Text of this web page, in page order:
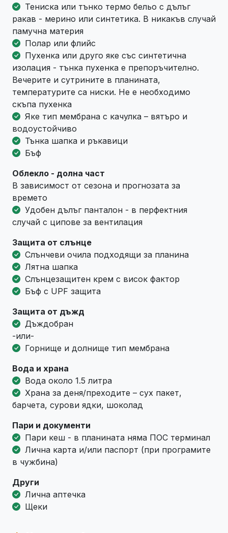
Тениска или тънко термо бельо с дълъг
ракав - мерино или синтетика. В никакъв случай
памучна материя
Полар или флийс
Пухенка или друго яке със синтетична
изолация - тънка пухенка е препоръчително.
Вечерите и сутрините в планината,
температурите са ниски. Не е необходимо
скъпа пухенка
Яке тип мембрана с качулка – вятъро и
водоустойчиво
Тънка шапка и ръкавици
Бъф
Облекло - долна част
В зависимост от сезона и прогнозата за
времето
Удобен дълъг панталон - в перфектния
случай с ципове за вентилация
Защита от слънце
Слънчеви очила подходящи за планина
Лятна шапка
Слънцезащитен крем с висок фактор
Бъф с UPF защита
Защита от дъжд
Дъждобран
-или-
Горнище и долнище тип мембрана
Вода и храна
Вода около 1.5 литра
Храна за деня/преходите – сух пакет,
барчета, сурови ядки, шоколад
Пари и документи
Пари кеш - в планината няма ПОС терминал
Лична карта и/или паспорт (при програмите
в чужбина)
Други
Лична аптечка
Щеки